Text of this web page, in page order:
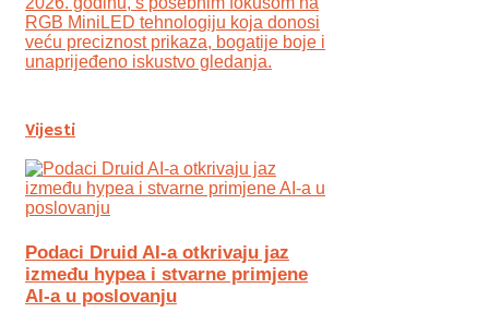
RGB MiniLED tehnologiju koja donosi
veću preciznost prikaza, bogatije boje i
unaprijeđeno iskustvo gledanja.
Vijesti
Podaci Druid AI-a otkrivaju jaz
između hypea i stvarne primjene
AI-a u poslovanju